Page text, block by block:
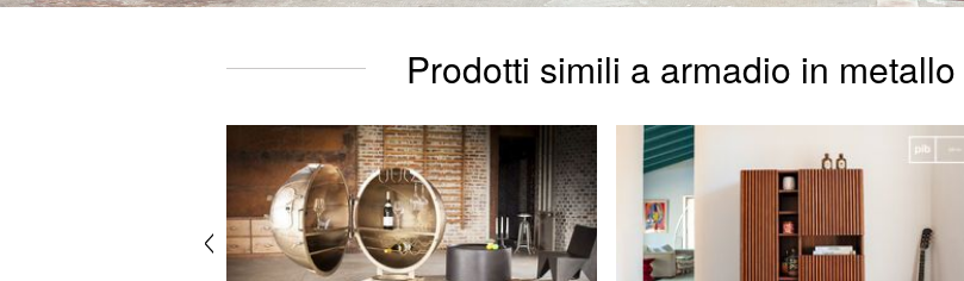
Prodotti simili a armadio in